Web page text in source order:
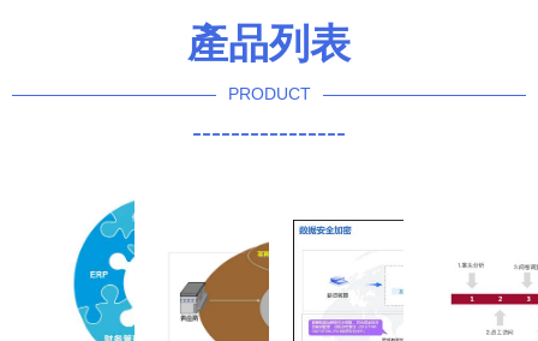
產品列表
PRODUCT
----------------